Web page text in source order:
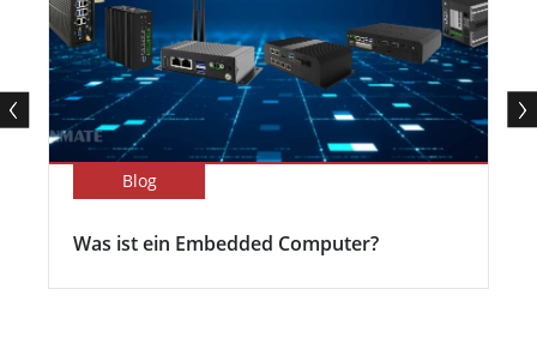
Blog
Was ist ein Embedded Computer?